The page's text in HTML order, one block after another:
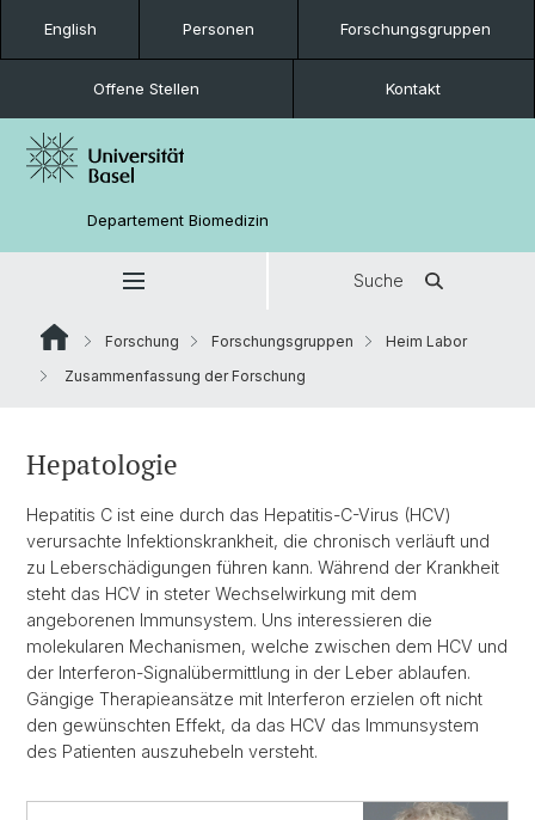
English Personen Forschungsgruppen
Offene Stellen Kontakt
Departement Biomedizin
Suche
Forschung Forschungsgruppen
Heim Labor
Zusammenfassung der Forschung
Hepatologie
Hepatitis C ist eine durch das Hepatitis-C-Virus (HCV)
verursachte Infektionskrankheit, die chronisch verläuft und
zu Leberschädigungen führen kann. Während der Krankheit
steht das HCV in steter Wechselwirkung mit dem
angeborenen Immunsystem. Uns interessieren die
molekularen Mechanismen, welche zwischen dem HCV und
der Interferon-Signalübermittlung in der Leber ablaufen.
Gängige Therapieansätze mit Interferon erzielen oft nicht
den gewünschten Effekt, da das HCV das Immunsystem
des Patienten auszuhebeln versteht.